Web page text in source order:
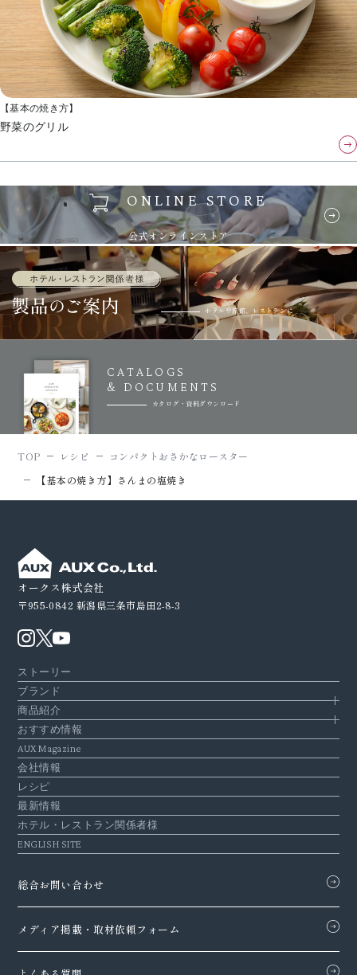
【基本の焼き方】
野菜のグリル
ONLINE STORE
公式オンラインストア
ホテルや旅館、レストランに
CATALOGS
& DOCUMENTS
カタログ・資料ダウンロード
TOP レシピ
コンパクトおさかなロースター
【基本の焼き方】さんまの塩焼き
オークス株式会社
〒955-0842 新潟県三条市島田2-8-3
ストーリー
ブランド
商品紹介
おすすめ情報
AUX Magazine
会社情報
レシピ
最新情報
ホテル・レストラン関係者様
ENGLISH SITE
総合お問い合わせ
メディア掲載・取材依頼フォーム